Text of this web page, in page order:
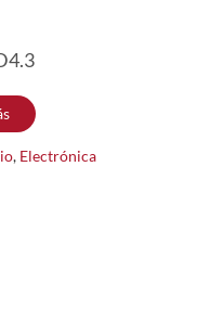
, Electrónica